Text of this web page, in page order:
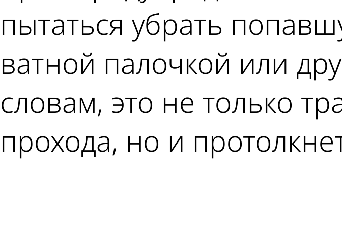
пытаться убрать
ватной палочкой или
словам, это не только
прохода, но и